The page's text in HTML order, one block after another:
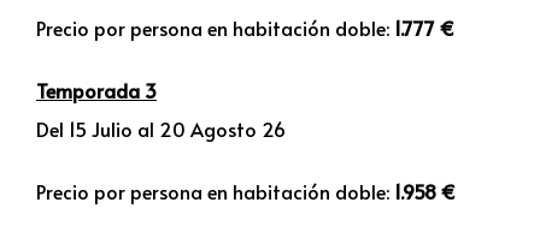
Precio por persona en habitación doble: 1.777 €
Temporada 3
Del 15 Julio al 20 Agosto 26
Precio por persona en habitación doble: 1.958 €